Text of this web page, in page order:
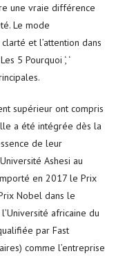
une vraie différence
Le mode
et l’attention dans
5 Pourquoi ‘, ‘
supérieur ont compris
a été intégrée dès la
de leur
Ashesi au
en 2017 le Prix
Nobel dans le
africaine du
par Fast
comme l’entreprise